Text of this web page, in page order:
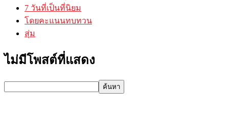
7 วันที่เป็นที่นิยม
โดยคะแนนทบทวน
สุ่ม
ไม่มีโพสต์ที่แสดง